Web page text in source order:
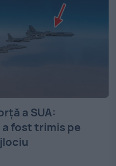
a SUA:
fost trimis pe